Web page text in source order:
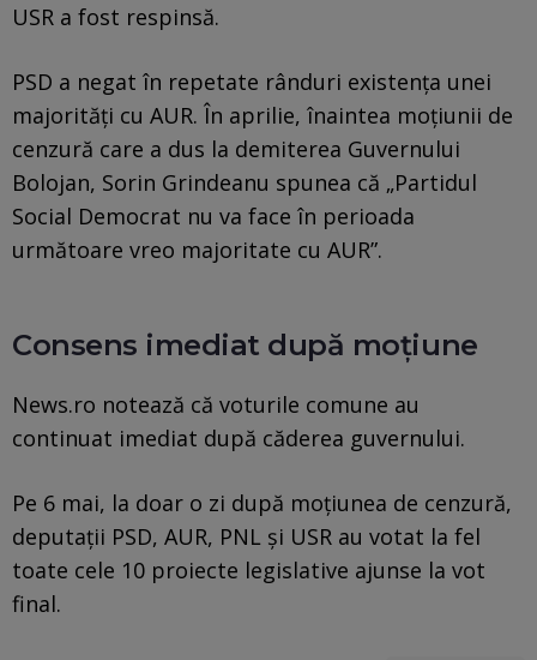
USR a fost respinsă.
PSD a negat în repetate rânduri existența unei
majorități cu AUR. În aprilie, înaintea moțiunii de
cenzură care a dus la demiterea Guvernului
Bolojan, Sorin Grindeanu spunea că „Partidul
Social Democrat nu va face în perioada
următoare vreo majoritate cu AUR”.
Consens imediat după moțiune
News.ro notează că voturile comune au
continuat imediat după căderea guvernului.
Pe 6 mai, la doar o zi după moțiunea de cenzură,
deputații PSD, AUR, PNL și USR au votat la fel
toate cele 10 proiecte legislative ajunse la vot
final.